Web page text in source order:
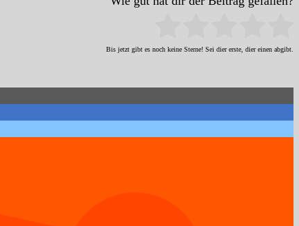
Bis jetzt gibt es noch keine Sterne! Sei dier erste, dier einen abgibt.